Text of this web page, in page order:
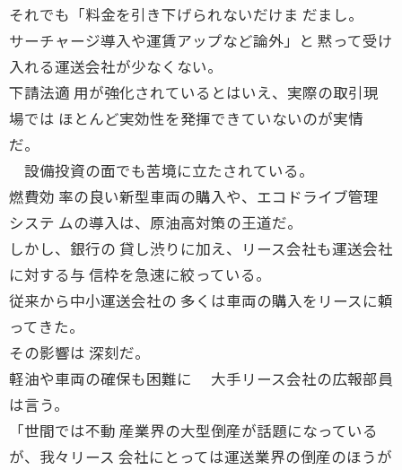
それでも「料金を引き下げられないだけま だまし。
サーチャージ導入や運賃アップなど論外」と 黙って受け
入れる運送会社が少なくない。
下請法適 用が強化されているとはいえ、実際の取引現
場では ほとんど実効性を発揮できていないのが実情
だ。
設備投資の面でも苦境に立たされている。
燃費効 率の良い新型車両の購入や、エコドライブ管理
システ ムの導入は、原油高対策の王道だ。
しかし、銀行の 貸し渋りに加え、リース会社も運送会社
に対する与 信枠を急速に絞っている。
従来から中小運送会社の 多くは車両の購入をリースに頼
ってきた。
その影響は 深刻だ。
軽油や車両の確保も困難に 大手リース会社の広報部員
は言う。
「世間では不動 産業界の大型倒産が話題になっている
が、我々リース 会社にとっては運送業界の倒産のほうが